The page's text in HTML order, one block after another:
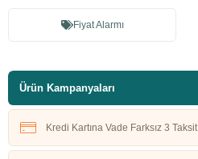
Fiyat Alarmı
Ürün Kampanyaları
Kredi Kartına Vade Farksız 3 Taksit